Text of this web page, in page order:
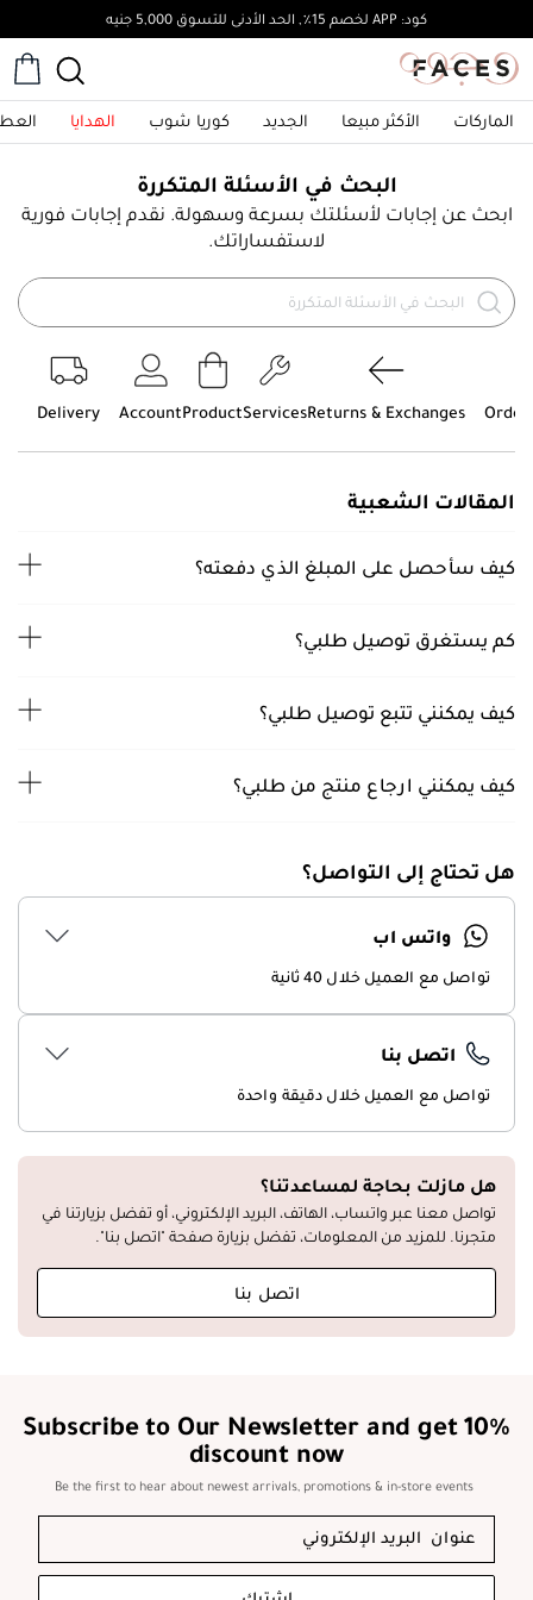
كود: APP لخصم 15٪, الحد الأدنى للتسوق 5,000 جنيه
الماركات الأكثر مبيعا الجديد كوريا شوب الهدايا
البحث في الأسئلة المتكررة
ابحث عن إجابات لأسئلتك بسرعة وسهولة. نقدم إجابات فورية
لاستفساراتك.
Returns & Exchanges
Services
Product
Account
Delivery
المقالات الشعبية
كيف سأحصل على المبلغ الذي دفعته؟
كم يستغرق توصيل طلبي؟
كيف يمكنني تتبع توصيل طلبي؟
كيف يمكنني ارجاع منتج من طلبي؟
هل تحتاج إلى التواصل؟
واتس اب
تواصل مع العميل خلال 40 ثانية
اتصل بنا
تواصل مع العميل خلال دقيقة واحدة
هل مازلت بحاجة لمساعدتنا؟
تواصل معنا عبر واتساب، الهاتف، البريد الإلكتروني، أو تفضل بزيارتنا في
متجرنا. للمزيد من المعلومات، تفضل بزيارة صفحة "اتصل بنا".
اتصل بنا
Subscribe to Our Newsletter and get 10%
discount now
Be the first to hear about newest arrivals, promotions & in-store events